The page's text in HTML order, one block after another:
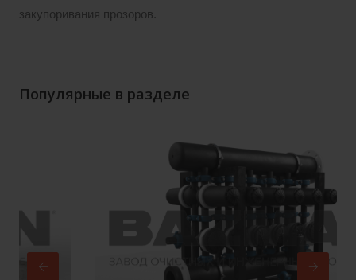
закупоривания прозоров.
Популярные в разделе